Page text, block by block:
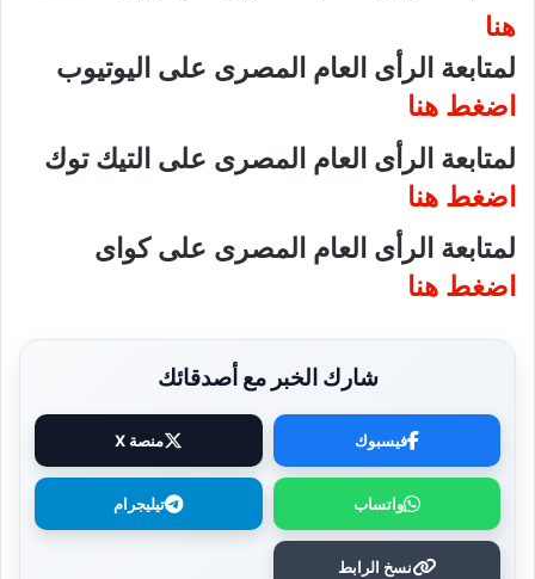
هنا
لمتابعة الرأى العام المصرى على اليوتيوب
اضغط هنا
لمتابعة الرأى العام المصرى على التيك توك
اضغط هنا
لمتابعة الرأى العام المصرى على كواى
اضغط هنا
شارك الخبر مع أصدقائك
فيسبوك منصة X
واتساب تيليجرام
نسخ الرابط